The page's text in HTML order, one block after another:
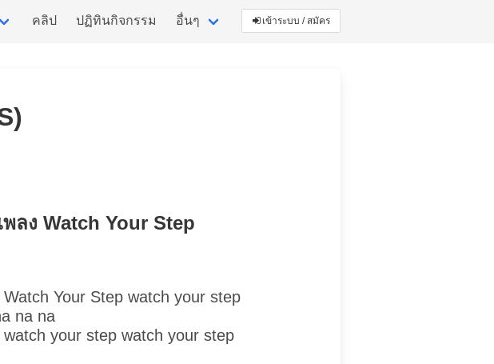
คลิป ปฏิทินกิจกรรม อื่นๆ เข้าระบบ / สมัคร
พลง Watch Your Step
Watch Your Step watch your step
na na
watch your step watch your step